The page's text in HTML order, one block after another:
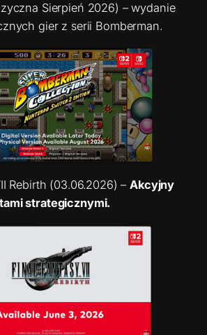
Sierpień 2026) – wydanie
gier z serii Bomberman.
Rebirth (03.06.2026) –Akcyjny
strategicznymi.